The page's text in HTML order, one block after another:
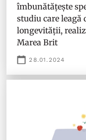
îmbunătățește
studiu care leagă
longevității,
Marea Brit
28.01.2024